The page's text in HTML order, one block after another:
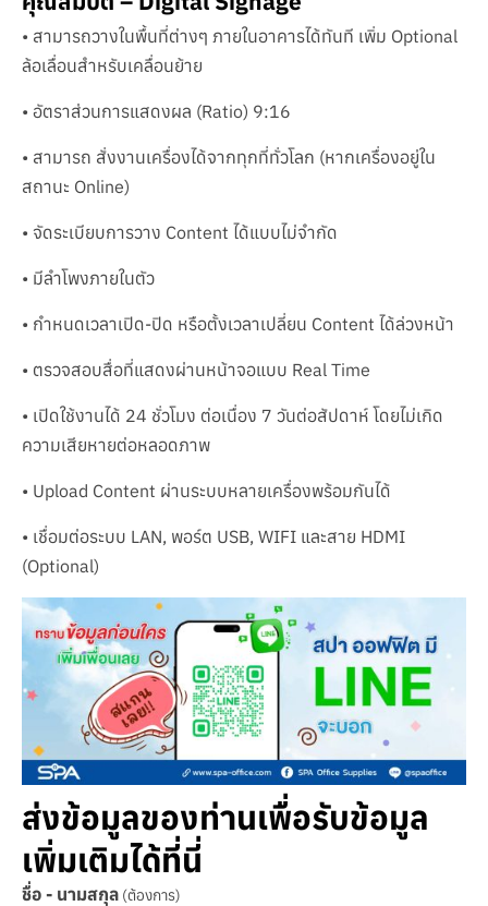
• สามารถวางในพื้นที่ต่างๆ ภายในอาคารได้ทันที เพิ่ม Optional
ล้อเลื่อนสำหรับเคลื่อนย้าย
• อัตราส่วนการแสดงผล (Ratio) 9:16
• สามารถ สั่งงานเครื่องได้จากทุกที่ทั่วโลก (หากเครื่องอยู่ใน
สถานะ Online)
• จัดระเบียบการวาง Content ได้แบบไม่จำกัด
• มีลำโพงภายในตัว
• กำหนดเวลาเปิด-ปิด หรือตั้งเวลาเปลี่ยน Content ได้ล่วงหน้า
• ตรวจสอบสื่อที่แสดงผ่านหน้าจอแบบ Real Time
• เปิดใช้งานได้ 24 ชั่วโมง ต่อเนื่อง 7 วันต่อสัปดาห์ โดยไม่เกิด
ความเสียหายต่อหลอดภาพ
• Upload Content ผ่านระบบหลายเครื่องพร้อมกันได้
• เชื่อมต่อระบบ LAN, พอร์ต USB, WIFI และสาย HDMI
(Optional)
ส่งข้อมูลของท่านเพื่อรับข้อมูล
เพิ่มเติมได้ที่นี่
ชื่อ - นามสกุล (ต้องการ)